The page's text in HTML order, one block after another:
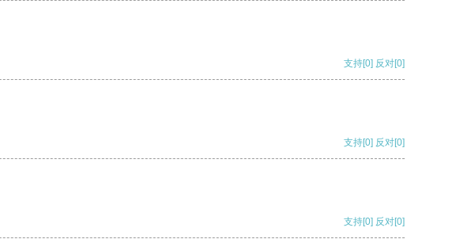
支持[0] 反对[0]
支持[0] 反对[0]
支持[0] 反对[0]